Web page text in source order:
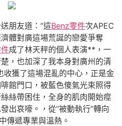
朋友道：“這Benz零件次APEC
體對廣這場荒誕的戀愛爭奪
成了林天秤的個人表演**，一
，也加深了我本身對廣州的清
收獲了這場混亂的中心，正是金
館門口，被藍色傻氣光束照得
絲帶困住，全身的肌肉開始痙
出哀嚎。，從“被動執行”轉向
傳遞專業與溫熱。